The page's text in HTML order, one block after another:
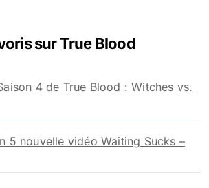
sur True Blood
4 de True Blood : Witches vs.
5 nouvelle vidéo Waiting Sucks –